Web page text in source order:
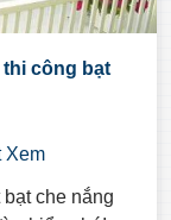
thi công bạt
Xem
che nắng